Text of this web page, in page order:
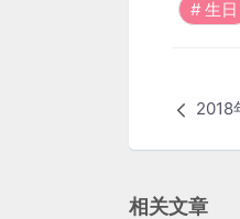
生日
2018
相关文章